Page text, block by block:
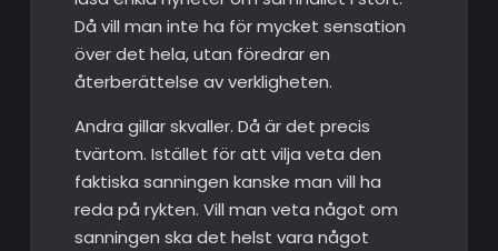
Då vill man inte ha för mycket sensation
över det hela, utan föredrar en
återberättelse av verkligheten.
Andra gillar skvaller. Då är det precis
tvärtom. Istället för att vilja veta den
faktiska sanningen kanske man vill ha
reda på rykten. Vill man veta något om
sanningen ska det helst vara något